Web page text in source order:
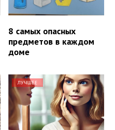
8 самых опасных
предметов в каждом
доме
ЛУЧШЕЕ